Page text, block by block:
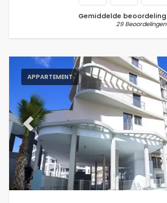
Gemiddelde beoordeling
29 Beoordelingen
APPARTEMENT
Previous